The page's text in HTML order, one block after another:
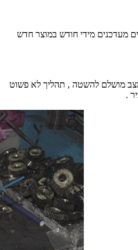
מעדכנים מידי חודש במוצר חדש
מושלם להשטה , תהליך לא פשוט
.